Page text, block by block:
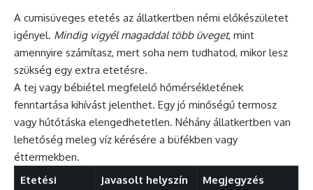
A cumisüveges etetés az állatkertben némi előkészületet
igényel. Mindig vigyél magaddal több üveget, mint
amennyire számítasz, mert soha nem tudhatod, mikor lesz
szükség egy extra etetésre.
A tej vagy bébiétel megfelelő hőmérsékletének
fenntartása kihívást jelenthet. Egy jó minőségű termosz
vagy hűtőtáska elengedhetetlen. Néhány állatkertben van
lehetőség meleg víz kérésére a büfékben vagy
éttermekben.
Etetési
Javasolt helyszín Megjegyzés